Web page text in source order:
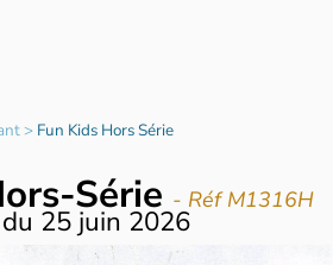
> Fun Kids Hors Série
Série - Réf M1316H
du 25 juin 2026